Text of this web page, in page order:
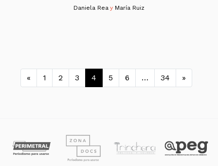
Daniela Reay María Ruiz
Navegación de entradas
« 1 2 3 4 5 6 … 34 »